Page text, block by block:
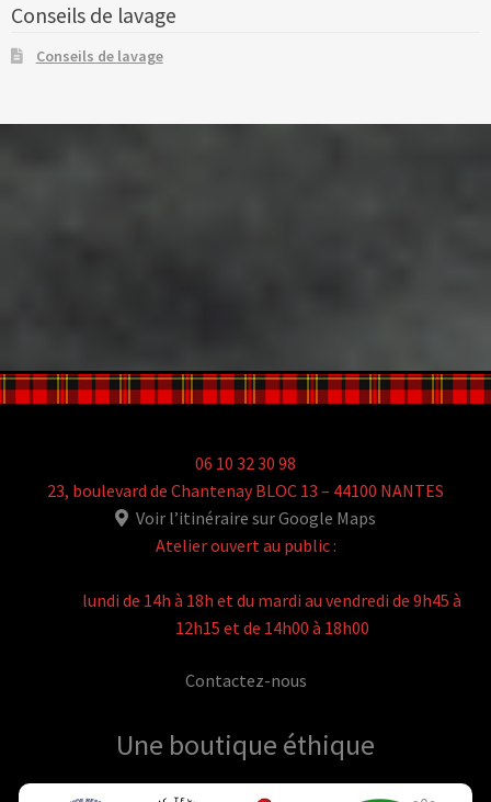
Conseils de lavage
Conseils de lavage
06 10 32 30 98
23, boulevard de Chantenay BLOC 13 – 44100 NANTES
Voir l’itinéraire sur Google Maps
Atelier ouvert au public :
lundi de 14h à 18h et du mardi au vendredi de 9h45 à
12h15 et de 14h00 à 18h00
Contactez-nous
Une boutique éthique